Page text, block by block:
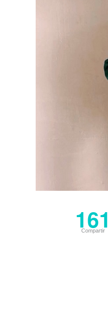
161
Compartir